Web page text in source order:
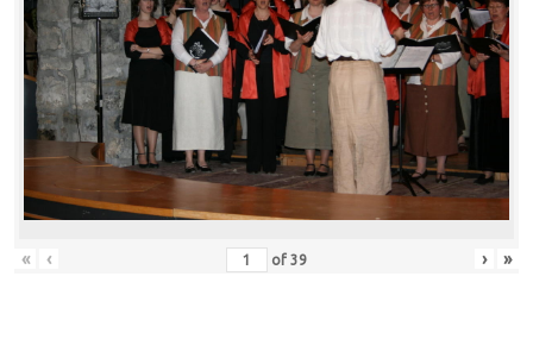
« ‹ of 39 › »